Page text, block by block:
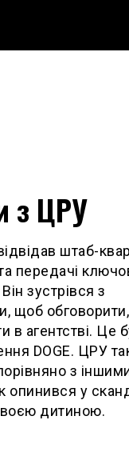
з ЦРУ
штаб-
передачі
зустрівся з
щоб обговорити,
в агентстві. Це
DOGE. ЦРУ
з
у
дитиною.